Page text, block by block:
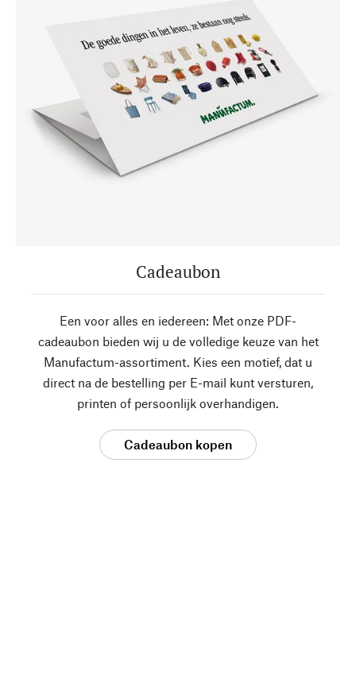
Cadeaubon
Een voor alles en iedereen: Met onze PDF-
cadeaubon bieden wij u de volledige keuze van het
Manufactum-assortiment. Kies een motief, dat u
direct na de bestelling per E-mail kunt versturen,
printen of persoonlijk overhandigen.
Cadeaubon kopen